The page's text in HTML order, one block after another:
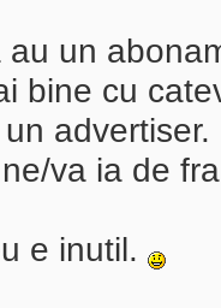
un
bine cu
va ia de
e inutil.